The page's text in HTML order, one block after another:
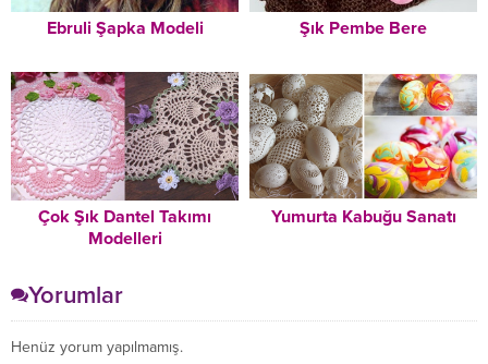
Ebruli Şapka Modeli Şık Pembe Bere
Çok Şık Dantel Takımı
Modelleri
Yumurta Kabuğu Sanatı
Yorumlar
Henüz yorum yapılmamış.